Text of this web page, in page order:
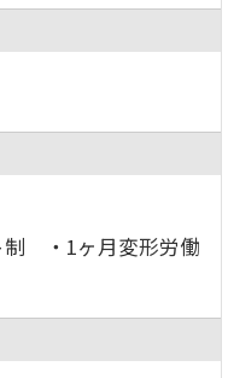
制 ・1ヶ月変形労働